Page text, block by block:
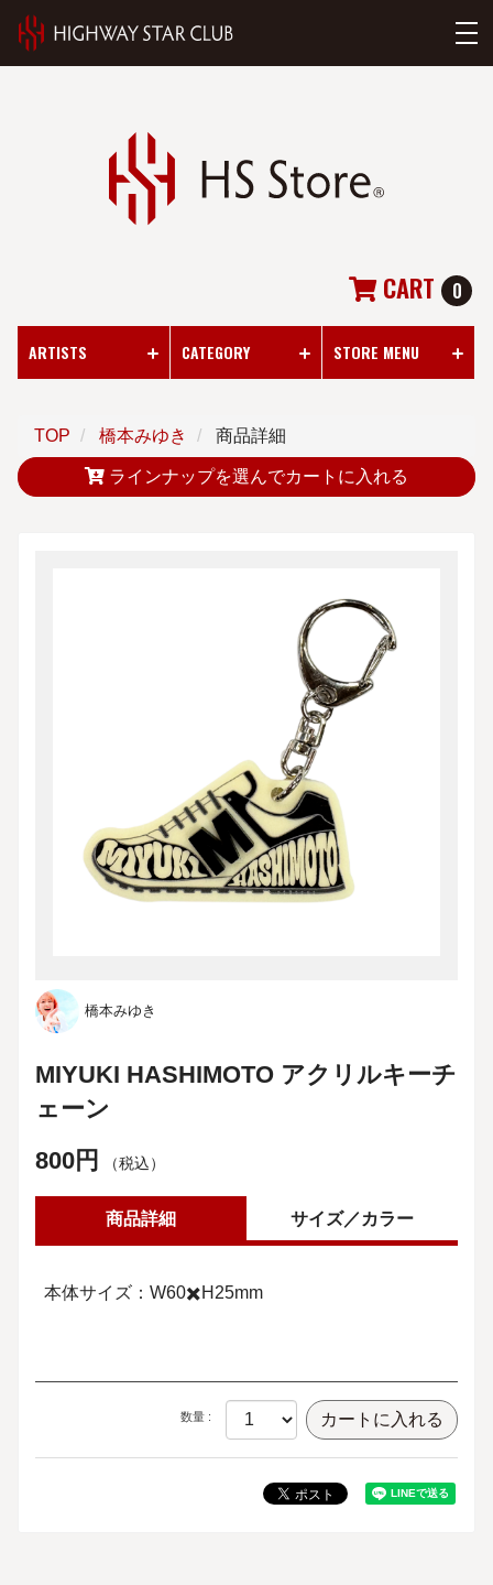
CART 0
ARTISTS CATEGORY STORE MENU
TOP 橋本みゆき 商品詳細
ラインナップを選んでカートに入れる
橋本みゆき
MIYUKI HASHIMOTO アクリルキーチ
ェーン
800円
（税込）
商品詳細 サイズ／カラー
本体サイズ：W60✖️H25mm
数量 :